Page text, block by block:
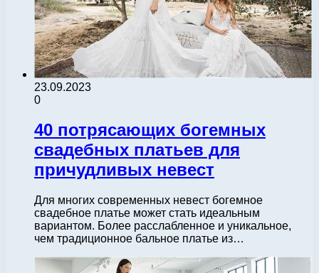
23.09.2023
0
40 потрясающих богемных
свадебных платьев для
причудливых невест
Для многих современных невест богемное
свадебное платье может стать идеальным
вариантом. Более расслабленное и уникальное,
чем традиционное бальное платье из…